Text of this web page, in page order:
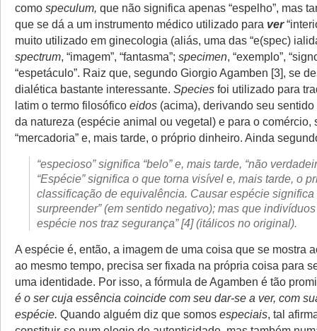
como speculum, que não significa apenas “espelho”, mas
que se dá a um instrumento médico utilizado para ver
muito utilizado em ginecologia (aliás, uma das “e(spec)
spectrum, “imagem”, “fantasma”; specimen, “exemplo”,
“espetáculo”. Raiz que, segundo Giorgio Agamben [3], se
dialética bastante interessante. Species foi utilizado para
latim o termo filosófico eidos (acima), derivando seu
da natureza (espécie animal ou vegetal) e para o comércio,
“mercadoria” e, mais tarde, o próprio dinheiro. Ainda
“especioso” significa “belo” e, mais tarde, “não
“Espécie” significa o que torna visível e, mais tarde, o
classificação de equivalência. Causar espécie significa
surpreender” (em sentido negativo); mas que
espécie nos traz segurança” [4] (itálicos no original).
A espécie é, então, a imagem de uma coisa que se mostra
ao mesmo tempo, precisa ser fixada na própria coisa para
uma identidade. Por isso, a fórmula de Agamben é tão
é o ser cuja essência coincide com seu dar-se a ver, com
espécie. Quando alguém diz que somos especiais, tal